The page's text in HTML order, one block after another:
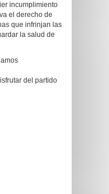
incumplimiento
el derecho de
que infrinjan las
la salud de
del partido